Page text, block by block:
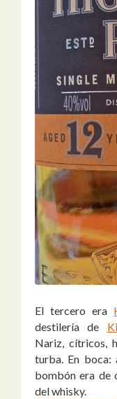
El tercero era
destilería de
Nariz, cítricos,
turba. En boca:
bombón era de
del whisky.